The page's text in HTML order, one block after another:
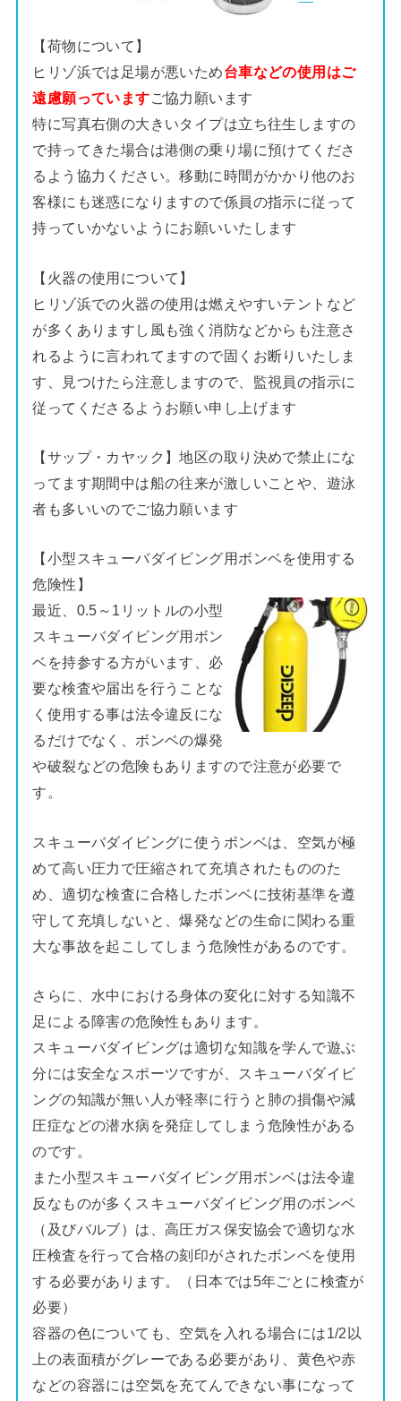
【荷物について】
ヒリゾ浜では足場が悪いため台車などの使用はご
遠慮願っていますご協力願います
特に写真右側の大きいタイプは立ち往生しますの
で持ってきた場合は港側の乗り場に預けてくださ
るよう協力ください。移動に時間がかかり他のお
客様にも迷惑になりますので係員の指示に従って
持っていかないようにお願いいたします
【火器の使用について】
ヒリゾ浜での火器の使用は燃えやすいテントなど
が多くありますし風も強く消防などからも注意さ
れるように言われてますので固くお断りいたしま
す、見つけたら注意しますので、監視員の指示に
従ってくださるようお願い申し上げます
【サップ・カヤック】地区の取り決めで禁止にな
ってます期間中は船の往来が激しいことや、遊泳
者も多いいのでご協力願います
【小型スキューバダイビング用ボンベを使用する
危険性】
最近、0.5～1リットルの小型
スキューバダイビング用ボン
ベを持参する方がいます、必
要な検査や届出を行うことな
く使用する事は法令違反にな
るだけでなく、ボンベの爆発
や破裂などの危険もありますので注意が必要で
す。
スキューバダイビングに使うボンベは、空気が極
めて高い圧力で圧縮されて充填されたもののた
め、適切な検査に合格したボンベに技術基準を遵
守して充填しないと、爆発などの生命に関わる重
大な事故を起こしてしまう危険性があるのです。
さらに、水中における身体の変化に対する知識不
足による障害の危険性もあります。
スキューバダイビングは適切な知識を学んで遊ぶ
分には安全なスポーツですが、スキューバダイビ
ングの知識が無い人が軽率に行うと肺の損傷や減
圧症などの潜水病を発症してしまう危険性がある
のです。
また小型スキューバダイビング用ボンベは法令違
反なものが多くスキューバダイビング用のボンベ
（及びバルブ）は、高圧ガス保安協会で適切な水
圧検査を行って合格の刻印がされたボンベを使用
する必要があります。（日本では5年ごとに検査が
必要）
容器の色についても、空気を入れる場合には1/2以
上の表面積がグレーである必要があり、黄色や赤
などの容器には空気を充てんできない事になって